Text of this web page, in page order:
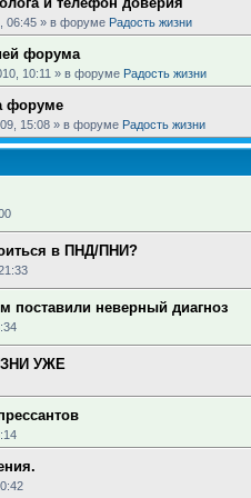
06:45 » в форуме Радость жизни
форума
10:11 » в форуме Радость жизни
форуме
15:08 » в форуме Радость жизни
в ПНД/ПНИ?
поставили неверный диагноз
УЖЕ